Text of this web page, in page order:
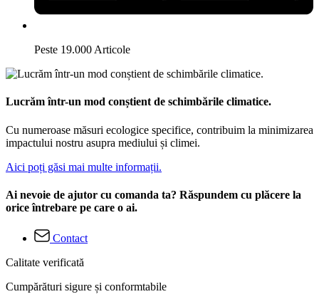
Peste 19.000 Articole
Lucrăm într-un mod conștient de schimbările climatice.
Cu numeroase măsuri ecologice specifice, contribuim la minimizarea
impactului nostru asupra mediului și climei.
Aici poți găsi mai multe informații.
Ai nevoie de ajutor cu comanda ta? Răspundem cu plăcere la
orice întrebare pe care o ai.
Contact
Calitate verificată
Cumpărături sigure și conformtabile